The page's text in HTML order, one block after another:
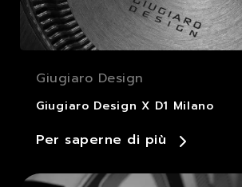
Giugiaro Design
Giugiaro Design X D1 Milano
Per saperne di più